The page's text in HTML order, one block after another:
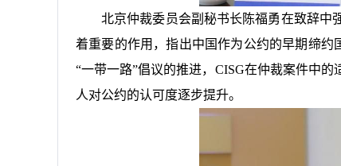
北京仲裁委员会副秘书长陈福勇在致辞中
着重要的作用，指出中国作为公约的早期缔
“一带一路”倡议的推进，CISG在仲裁案件中
人对公约的认可度逐步提升。